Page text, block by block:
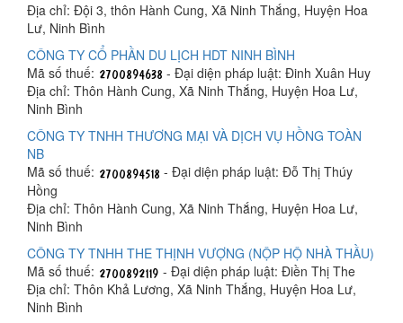
Địa chỉ: Đội 3, thôn Hành Cung, Xã Ninh Thắng, Huyện Hoa
Lư, Ninh Bình
CÔNG TY CỔ PHẦN DU LỊCH HDT NINH BÌNH
Mã số thuế:
- Đại diện pháp luật: Đinh Xuân Huy
Địa chỉ: Thôn Hành Cung, Xã Ninh Thắng, Huyện Hoa Lư,
Ninh Bình
CÔNG TY TNHH THƯƠNG MẠI VÀ DỊCH VỤ HỒNG TOÀN
NB
Mã số thuế:
- Đại diện pháp luật: Đỗ Thị Thúy
Hồng
Địa chỉ: Thôn Hành Cung, Xã Ninh Thắng, Huyện Hoa Lư,
Ninh Bình
CÔNG TY TNHH THE THỊNH VƯỢNG (NỘP HỘ NHÀ THẦU)
Mã số thuế:
- Đại diện pháp luật: Điền Thị The
Địa chỉ: Thôn Khả Lương, Xã Ninh Thắng, Huyện Hoa Lư,
Ninh Bình